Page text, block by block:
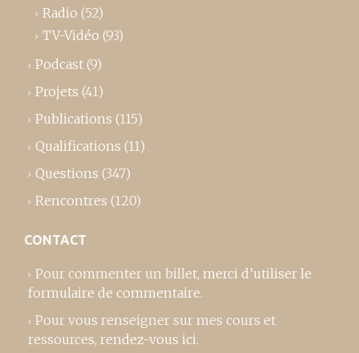
Radio (52)
TV-Vidéo (93)
Podcast (9)
Projets (41)
Publications (115)
Qualifications (11)
Questions (347)
Rencontres (120)
CONTACT
Pour commenter un billet, merci d’utiliser le
formulaire de commentaire.
Pour vous renseigner sur mes cours et
ressources, rendez-vous ici.